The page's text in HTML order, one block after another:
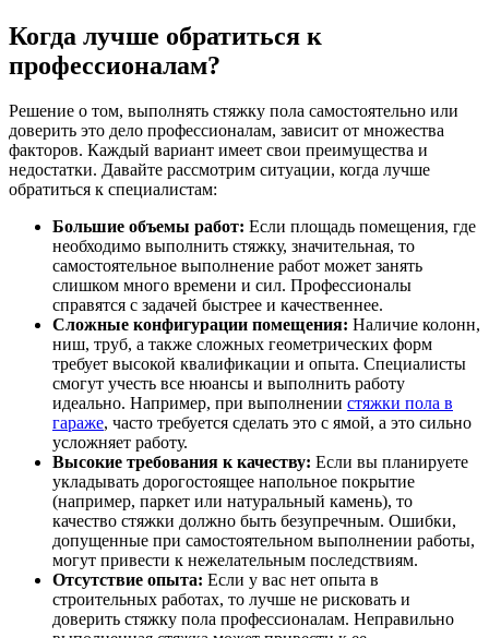
Когда лучше обратиться к
профессионалам?
Решение о том, выполнять стяжку пола самостоятельно или
доверить это дело профессионалам, зависит от множества
факторов. Каждый вариант имеет свои преимущества и
недостатки. Давайте рассмотрим ситуации, когда лучше
обратиться к специалистам:
Большие объемы работ: Если площадь помещения, где
необходимо выполнить стяжку, значительная, то
самостоятельное выполнение работ может занять
слишком много времени и сил. Профессионалы
справятся с задачей быстрее и качественнее.
Сложные конфигурации помещения: Наличие колонн,
ниш, труб, а также сложных геометрических форм
требует высокой квалификации и опыта. Специалисты
смогут учесть все нюансы и выполнить работу
идеально. Например, при выполнении стяжки пола в
гараже, часто требуется сделать это с ямой, а это сильно
усложняет работу.
Высокие требования к качеству: Если вы планируете
укладывать дорогостоящее напольное покрытие
(например, паркет или натуральный камень), то
качество стяжки должно быть безупречным. Ошибки,
допущенные при самостоятельном выполнении работы,
могут привести к нежелательным последствиям.
Отсутствие опыта: Если у вас нет опыта в
строительных работах, то лучше не рисковать и
доверить стяжку пола профессионалам. Неправильно